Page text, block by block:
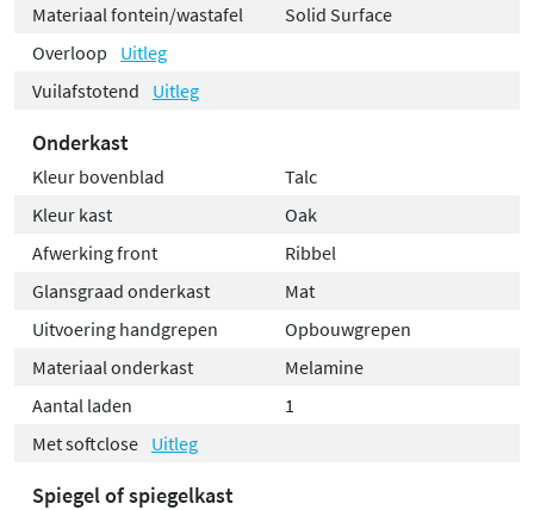
Materiaal fontein/wastafel
Solid Surface
Overloop
Uitleg
Vuilafstotend
Uitleg
Onderkast
Kleur bovenblad
Talc
Kleur kast
Oak
Afwerking front
Ribbel
Glansgraad onderkast
Mat
Uitvoering handgrepen
Opbouwgrepen
Materiaal onderkast
Melamine
Aantal laden
1
Met softclose Uitleg
Spiegel of spiegelkast